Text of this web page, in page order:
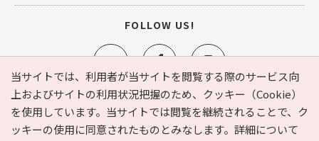
当サイトでは、利用者が当サイトを閲覧する際のサービス向
上およびサイトの利用状況把握のため、クッキー（Cookie）
を使用しています。当サイトでは閲覧を継続されることで、ク
ッキーの使用に同意されたものとみなします。詳細について
e-NAVITA（イーナビタ）とは？ お気に入り
ヘルプ
利用規約
個人情報の取り扱いについて 運営会社
FOLLOW US!